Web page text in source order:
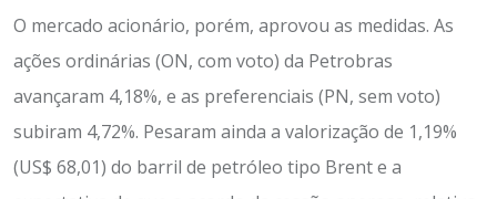
O mercado acionário, porém, aprovou as medidas. As
ações ordinárias (ON, com voto) da Petrobras
avançaram 4,18%, e as preferenciais (PN, sem voto)
subiram 4,72%. Pesaram ainda a valorização de 1,19%
(US$ 68,01) do barril de petróleo tipo Brent e a